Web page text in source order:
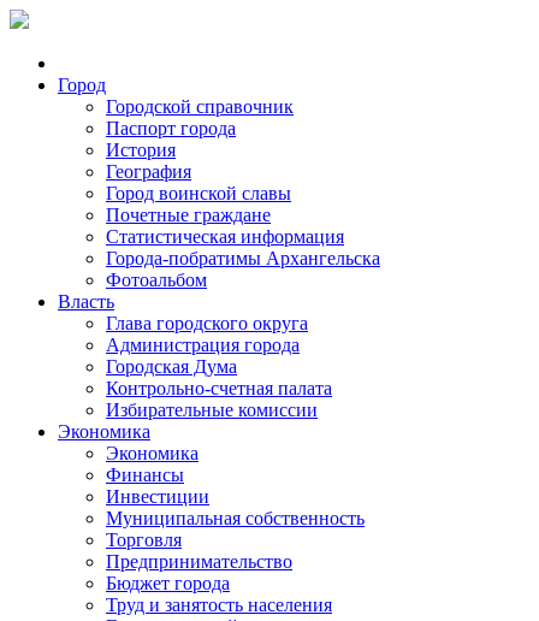
Город
Городской справочник
Паспорт города
История
География
Город воинской славы
Почетные граждане
Статистическая информация
Города-побратимы Архангельска
Фотоальбом
Власть
Глава городского округа
Администрация города
Городская Дума
Контрольно-счетная палата
Избирательные комиссии
Экономика
Экономика
Финансы
Инвестиции
Муниципальная собственность
Торговля
Предпринимательство
Бюджет города
Труд и занятость населения